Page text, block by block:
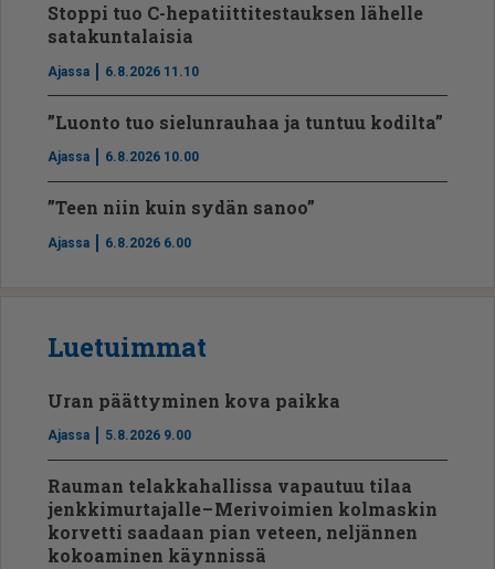
Stoppi tuo C-hepatiit­ti­tes­tauksen lähelle
satakuntalaisia
Ajassa 6.8.2026 11.10
”Luonto tuo sielunrauhaa ja tuntuu kodilta”
Ajassa 6.8.2026 10.00
”Teen niin kuin sydän sanoo”
Ajassa 6.8.2026 6.00
Luetuimmat
Uran päättyminen kova paikka
Ajassa 5.8.2026 9.00
Rauman telakkahallissa vapautuu tilaa
jenkkimurtajalle – Merivoimien kolmaskin
korvetti saadaan pian veteen, neljännen
kokoaminen käynnissä